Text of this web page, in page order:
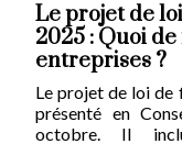
Le projet de
2025 : Quoi
entreprises ?
Le projet de loi de
présenté en
octobre. Il
concernant la